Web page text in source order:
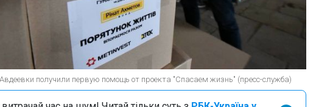
получили первую помощь от проекта "Спасаем жизнь" (пресс-служба)